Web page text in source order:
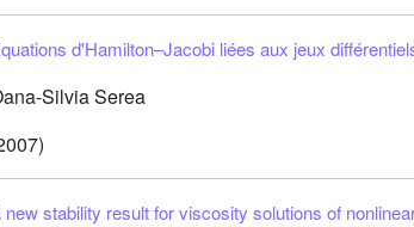
d'Hamilton–Jacobi liées aux jeux
Silvia Serea
new stability result for viscosity solutions of